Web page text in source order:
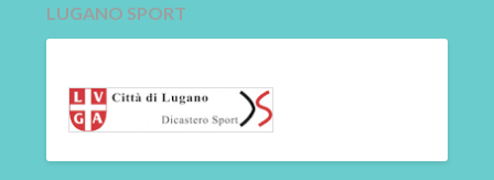
LUGANO SPORT